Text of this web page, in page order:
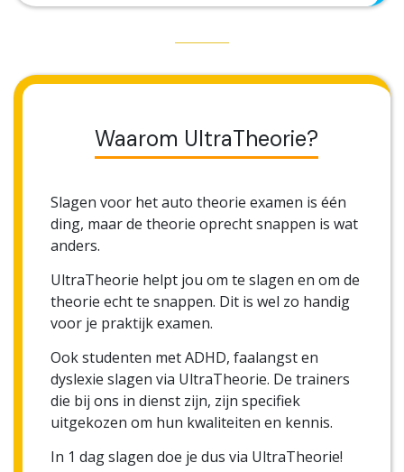
Waarom UltraTheorie?
Slagen voor het auto theorie examen is één
ding, maar de theorie oprecht snappen is wat
anders.
UltraTheorie helpt jou om te slagen en om de
theorie echt te snappen. Dit is wel zo handig
voor je praktijk examen.
Ook studenten met ADHD, faalangst en
dyslexie slagen via UltraTheorie. De trainers
die bij ons in dienst zijn, zijn specifiek
uitgekozen om hun kwaliteiten en kennis.
In 1 dag slagen doe je dus via UltraTheorie!